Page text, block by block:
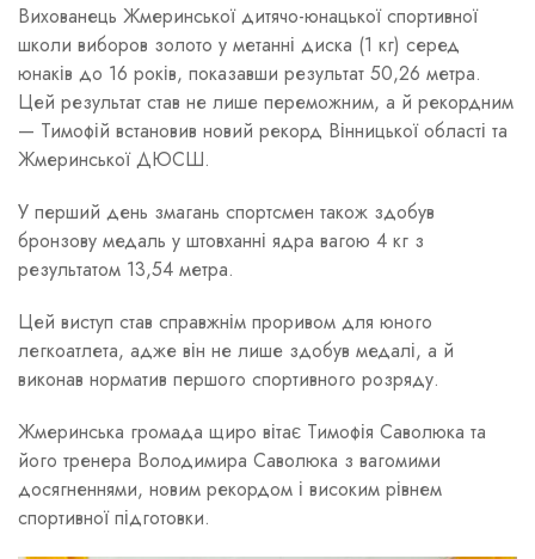
Вихованець Жмеринської дитячо-юнацької спортивної
школи виборов золото у метанні диска (1 кг) серед
юнаків до 16 років, показавши результат 50,26 метра.
Цей результат став не лише переможним, а й рекордним
— Тимофій встановив новий рекорд Вінницької області та
Жмеринської ДЮСШ.
У перший день змагань спортсмен також здобув
бронзову медаль у штовханні ядра вагою 4 кг з
результатом 13,54 метра.
Цей виступ став справжнім проривом для юного
легкоатлета, адже він не лише здобув медалі, а й
виконав норматив першого спортивного розряду.
Жмеринська громада щиро вітає Тимофія Саволюка та
його тренера Володимира Саволюка з вагомими
досягненнями, новим рекордом і високим рівнем
спортивної підготовки.